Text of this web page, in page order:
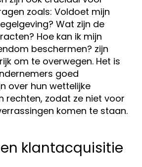
zoals: Voldoet mijn
Wat zijn de
Hoe kan ik mijn
beschermen? zijn
om te overwegen. Het is
goed
over hun wettelijke
rechten, zodat ze niet voor
komen te staan.
klantacquisitie